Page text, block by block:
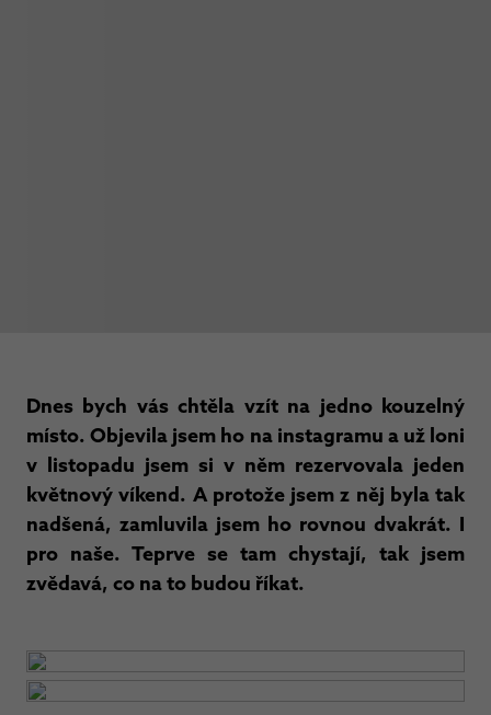
Dnes bych vás chtěla vzít na jedno kouzelný
místo. Objevila jsem ho na instagramu a už loni
v listopadu jsem si v něm rezervovala jeden
květnový víkend. A protože jsem z něj byla tak
nadšená, zamluvila jsem ho rovnou dvakrát. I
pro naše. Teprve se tam chystají, tak jsem
zvědavá, co na to budou říkat.